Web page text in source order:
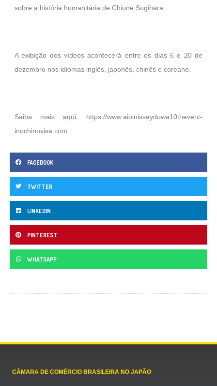
sobre a história humanitária de Chiune Sugihara.
A exibição dos vídeos acontecerá entre os dias 6 e 20 de
dezembro nos idiomas inglês, japonês, chinês e coreano.
Saiba mais aqui: https://www.aioinissaydowa10thevent-
inochinovisa.com
FACEBOOK
TWITTER
LINKEDIN
PINTEREST
WHATSAPP
CÂMARA DE COMÉRCIO BRASILEIRA NO JAPÃO